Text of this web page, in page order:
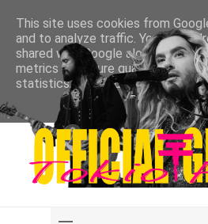
This site uses cookies from
and to analyze traffic. Your IP
shared with Google along with
metrics to ensure quality of
statistics, and to detect and
LEARN MORE